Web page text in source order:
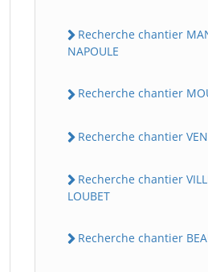
Recherche chantier
NAPOULE
Recherche chantier
Recherche chantier
Recherche chantier
LOUBET
Recherche chantier